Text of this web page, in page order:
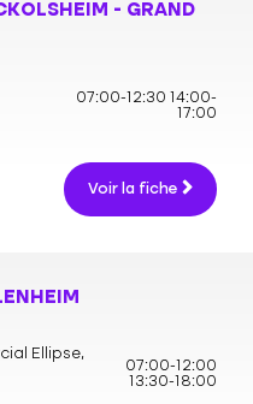
- GRAND
07:00-12:30
14:00-
17:00
Voir la fiche
Ellipse,
07:00-12:00
13:30-18:00